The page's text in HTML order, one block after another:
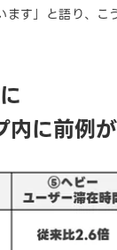
す」と語り、こ
内に前例